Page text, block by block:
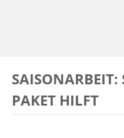
SAISONARBEIT:
PAKET HILFT